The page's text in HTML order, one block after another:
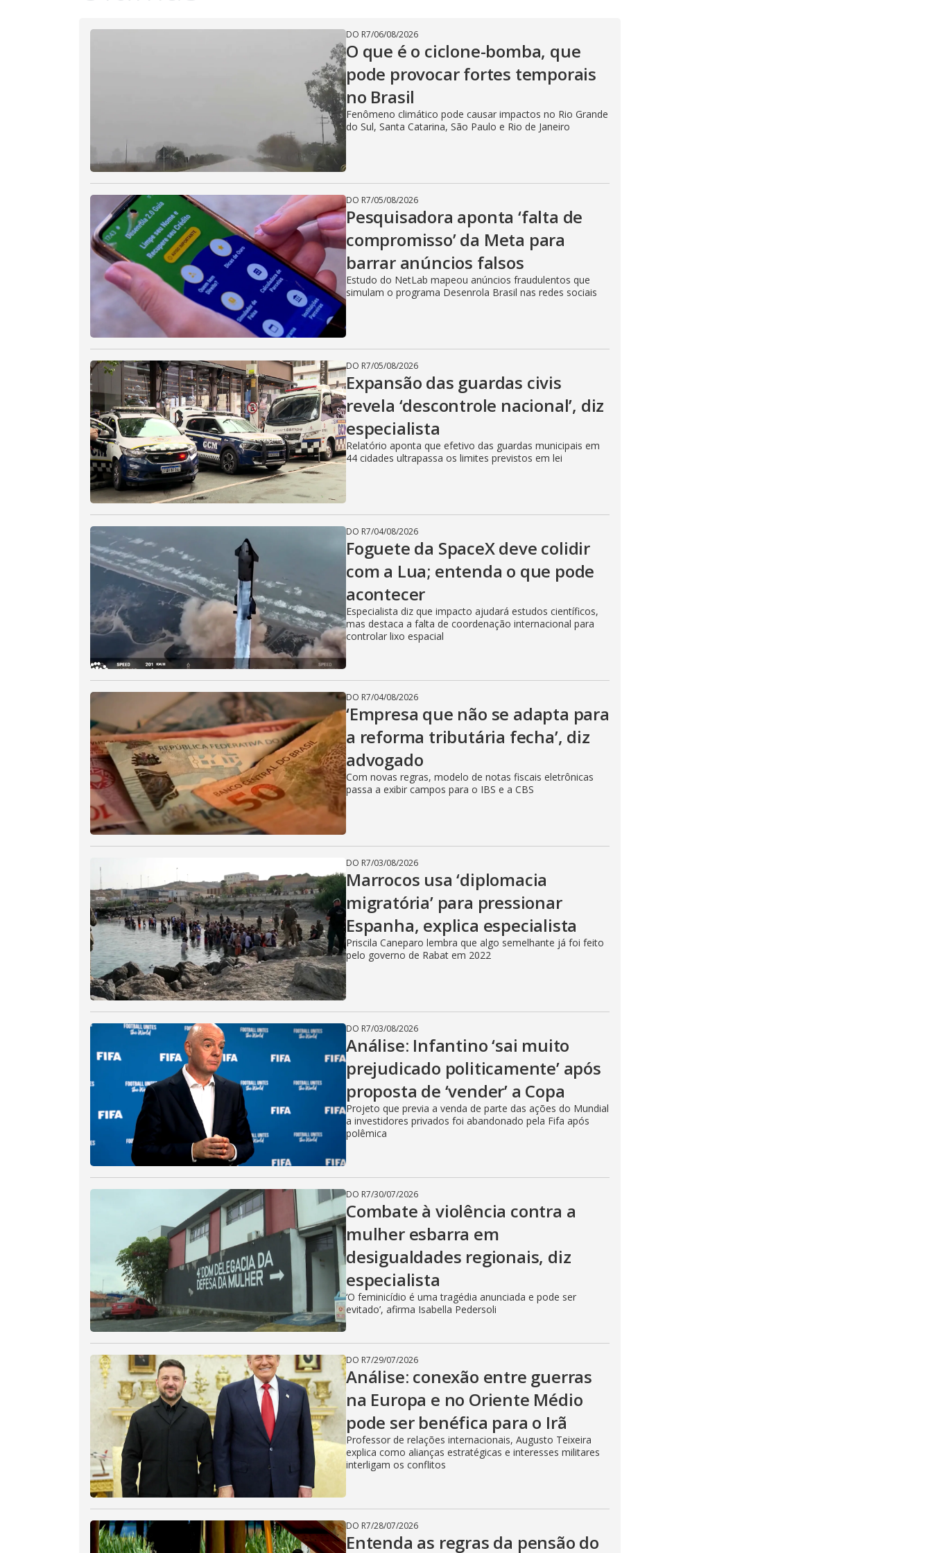
i
d
e
o
DO R7/06/08/2026
O que é o ciclone-bomba, que
pode provocar fortes temporais
no Brasil
Fenômeno climático pode causar impactos no Rio Grande
do Sul, Santa Catarina, São Paulo e Rio de Janeiro
DO R7/05/08/2026
Pesquisadora aponta ‘falta de
compromisso’ da Meta para
barrar anúncios falsos
Estudo do NetLab mapeou anúncios fraudulentos que
simulam o programa Desenrola Brasil nas redes sociais
DO R7/05/08/2026
Expansão das guardas civis
revela ‘descontrole nacional’, diz
especialista
Relatório aponta que efetivo das guardas municipais em
44 cidades ultrapassa os limites previstos em lei
DO R7/04/08/2026
Foguete da SpaceX deve colidir
com a Lua; entenda o que pode
acontecer
Especialista diz que impacto ajudará estudos científicos,
mas destaca a falta de coordenação internacional para
controlar lixo espacial
DO R7/04/08/2026
‘Empresa que não se adapta para
a reforma tributária fecha’, diz
advogado
Com novas regras, modelo de notas fiscais eletrônicas
passa a exibir campos para o IBS e a CBS
DO R7/03/08/2026
Marrocos usa ‘diplomacia
migratória’ para pressionar
Espanha, explica especialista
Priscila Caneparo lembra que algo semelhante já foi feito
pelo governo de Rabat em 2022
DO R7/03/08/2026
Análise: Infantino ‘sai muito
prejudicado politicamente’ após
proposta de ‘vender’ a Copa
Projeto que previa a venda de parte das ações do Mundial
a investidores privados foi abandonado pela Fifa após
polêmica
DO R7/30/07/2026
Combate à violência contra a
mulher esbarra em
desigualdades regionais, diz
especialista
‘O feminicídio é uma tragédia anunciada e pode ser
evitado’, afirma Isabella Pedersoli
DO R7/29/07/2026
Análise: conexão entre guerras
na Europa e no Oriente Médio
pode ser benéfica para o Irã
Professor de relações internacionais, Augusto Teixeira
explica como alianças estratégicas e interesses militares
interligam os conflitos
DO R7/28/07/2026
Entenda as regras da pensão do